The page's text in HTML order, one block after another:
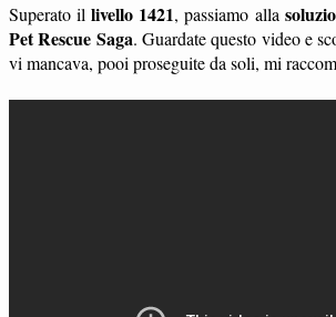
Superato illivello 1421, passiamo alla
Pet Rescue Saga. Guardate questo video e
vi mancava, pooi proseguite da soli, mi